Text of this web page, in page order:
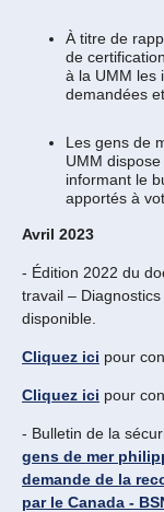
À titre de
de
à la UMM les
demandées
Les gens de
UMM
informant le
apportés à
Avril 2023
- Édition 2022 du
travail –
disponible.
Cliquez ici pour
Cliquez ici pour
- Bulletin de la
gens de mer
demande de la
par le Canada -